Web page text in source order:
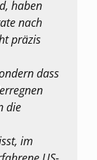
haben
nach
präzis
dass
die
im